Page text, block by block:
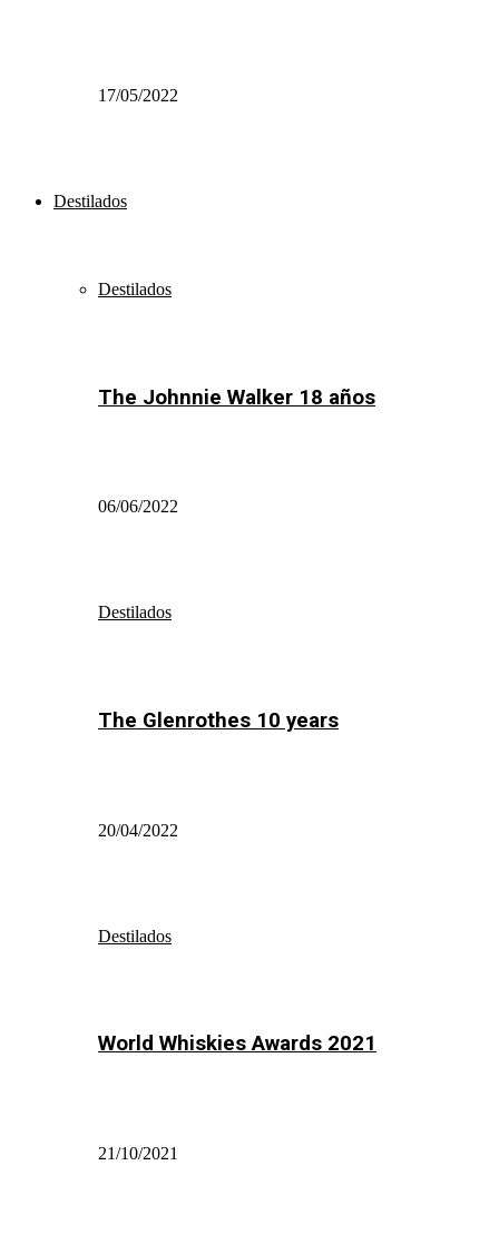
17/05/2022
Destilados
Destilados
The Johnnie Walker 18 años
06/06/2022
Destilados
The Glenrothes 10 years
20/04/2022
Destilados
World Whiskies Awards 2021
21/10/2021